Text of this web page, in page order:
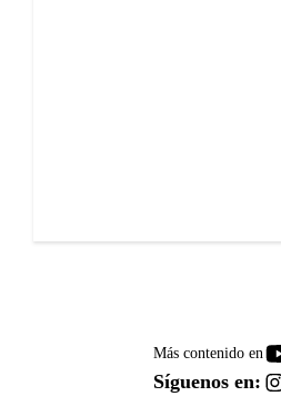
Más contenido en
Síguenos en: